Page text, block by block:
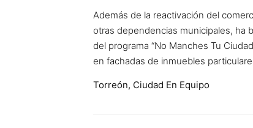
Además de la reactivación del
otras dependencias municipales, ha
del programa “No Manches Tu
en fachadas de inmuebles
Torreón, Ciudad En Equipo